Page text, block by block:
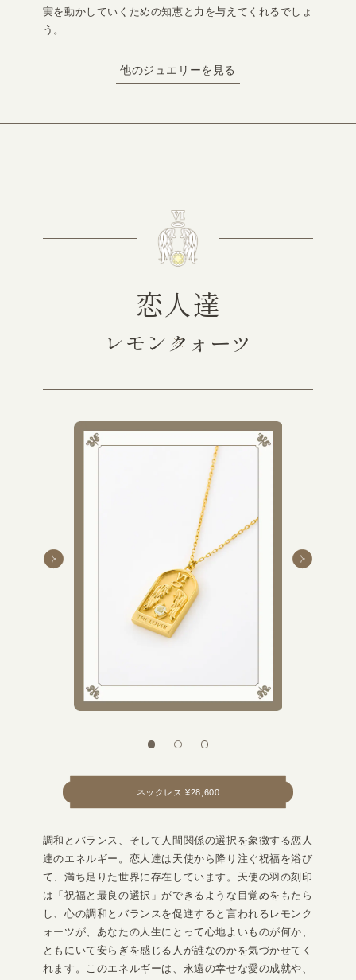
実を動かしていくための知恵と力を与えてくれるでしょ
う。
他のジュエリーを見る
恋人達
レモンクォーツ
調和とバランス、そして人間関係の選択を象徴する恋人
達のエネルギー。恋人達は天使から降り注ぐ祝福を浴び
て、満ち足りた世界に存在しています。天使の羽の刻印
は「祝福と最良の選択」ができるような目覚めをもたら
し、心の調和とバランスを促進すると言われるレモンク
ォーツが、あなたの人生にとって心地よいものが何か、
ともにいて安らぎを感じる人が誰なのかを気づかせてく
れます。このエネルギーは、永遠の幸せな愛の成就や、
ネックレス ¥28,600